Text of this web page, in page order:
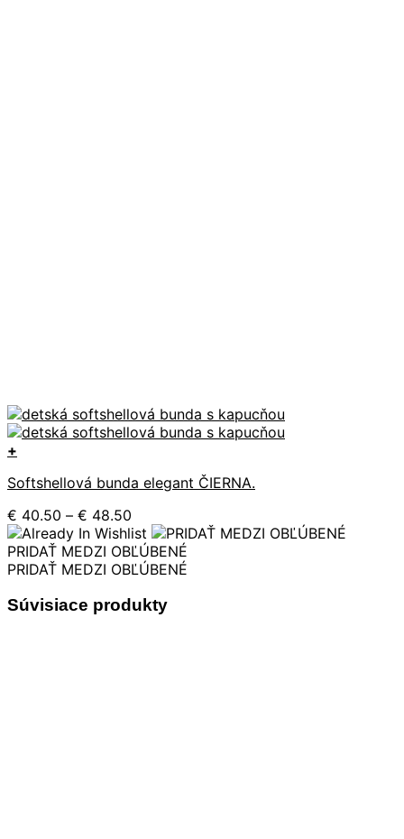
+
produkt
viacero
variantov.
Možnosti
si
môžete
vybrať
Softshellová bunda elegant ČIERNA.
€ 40.50 – € 48.50
range:
€ 40.50
through
PRIDAŤ MEDZI OBĽÚBENÉ
PRIDAŤ MEDZI OBĽÚBENÉ
Súvisiace produkty